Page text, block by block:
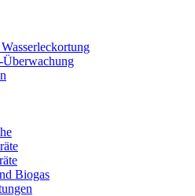
Überwachung
Biogas